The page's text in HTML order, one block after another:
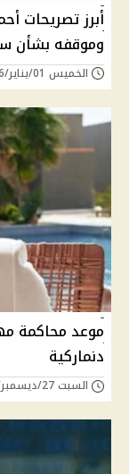
أبرز تصريحات
وموقفه بشأن
الخميس 01/يناير/2026 - 02:01 م
موعد محاكمة
دنماركية
السبت 27/ديسمبر/2025 - 12:59 ص